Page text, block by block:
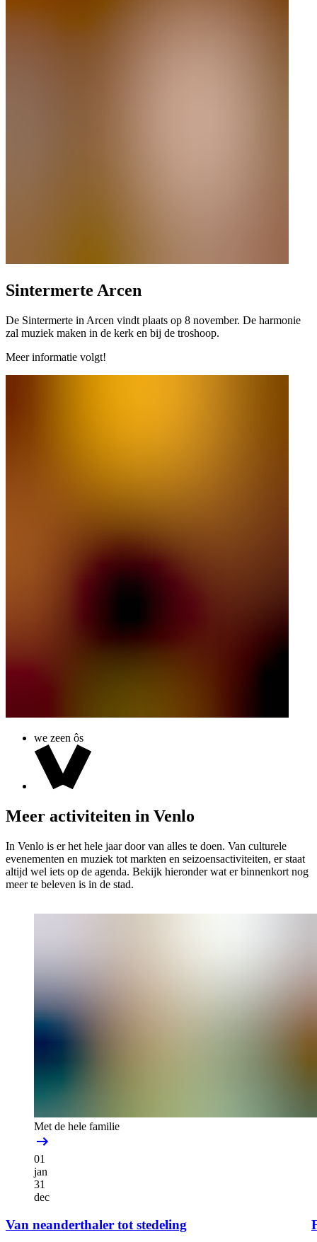
Sintermerte Arcen
De Sintermerte in Arcen vindt plaats op 8 november. De harmonie
zal muziek maken in de kerk en bij de troshoop.
Meer informatie volgt!
we zeen ôs
Meer activiteiten in Venlo
In Venlo is er het hele jaar door van alles te doen. Van culturele
evenementen en muziek tot markten en seizoensactiviteiten, er staat
altijd wel iets op de agenda. Bekijk hieronder wat er binnenkort nog
meer te beleven is in de stad.
Met de hele familie
01
jan
31
dec
Van neanderthaler tot stedeling